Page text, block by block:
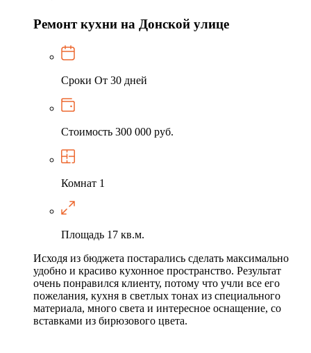
Ремонт кухни на Донской улице
Сроки От 30 дней
Стоимость 300 000 руб.
Комнат 1
Площадь 17 кв.м.
Исходя из бюджета постарались сделать максимально
удобно и красиво кухонное пространство. Результат
очень понравился клиенту, потому что учли все его
пожелания, кухня в светлых тонах из специального
материала, много света и интересное оснащение, со
вставками из бирюзового цвета.